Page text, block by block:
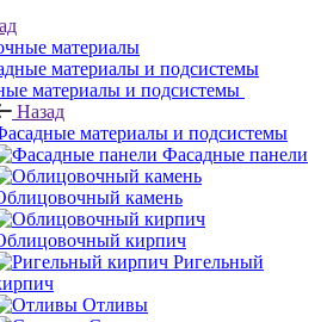
материалы
материалы и подсистемы
Назад
материалы и подсистемы
Фасадные панели
камень
кирпич
Ригельный
Отливы